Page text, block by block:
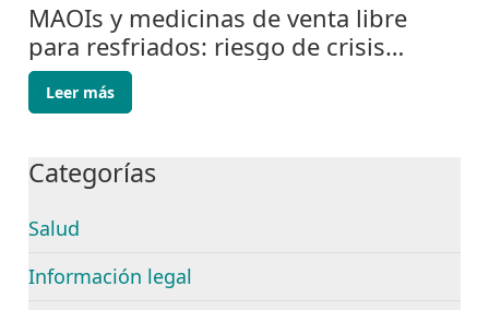
MAOIs y medicinas de venta libre
para resfriados: riesgo de crisis
hipertensiva y síndrome serotonínico
Leer más
Categorías
Salud
Información legal